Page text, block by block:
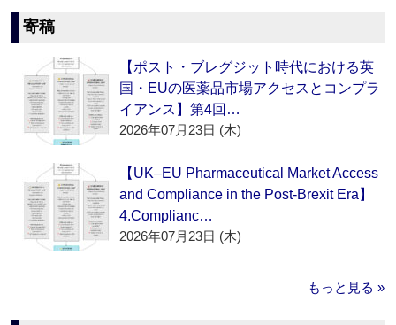
寄稿
【ポスト・ブレグジット時代における英
国・EUの医薬品市場アクセスとコンプラ
イアンス】第4回…
2026年07月23日 (木)
【UK–EU Pharmaceutical Market Access
and Compliance in the Post-Brexit Era】
4.Complianc…
2026年07月23日 (木)
もっと見る »